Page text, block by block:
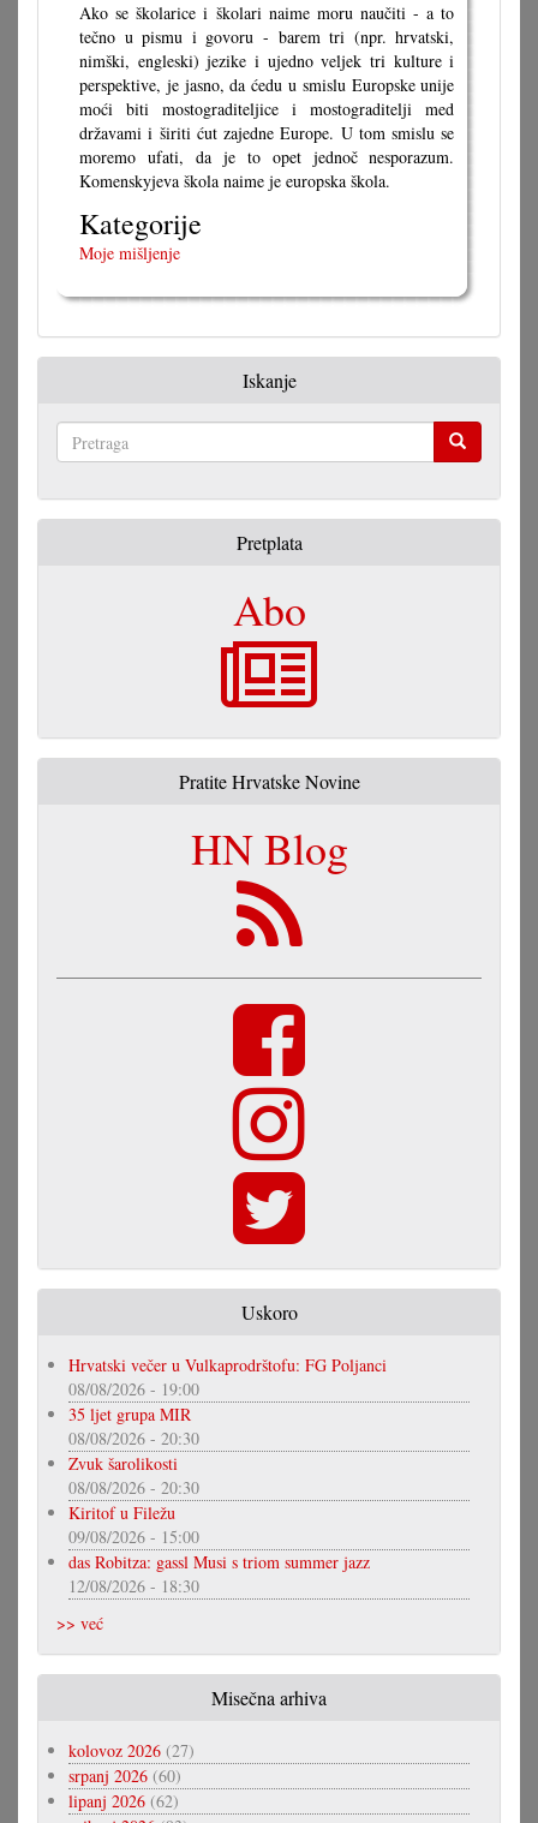
Ako se školarice i školari naime moru naučiti - a to
tečno u pismu i govoru - barem tri (npr. hrvatski,
nimški, engleski) jezike i ujedno veljek tri kulture i
perspektive, je jasno, da ćedu u smislu Europske unije
moći biti mostograditeljice i mostograditelji med
državami i širiti ćut zajedne Europe. U tom smislu se
moremo ufati, da je to opet jednoč nesporazum.
Komenskyjeva škola naime je europska škola.
Kategorije
Moje mišljenje
Iskanje
Pretplata
Abo
Pratite Hrvatske Novine
HN Blog
Uskoro
Hrvatski večer u Vulkaprodrštofu: FG Poljanci
08/08/2026 - 19:00
35 ljet grupa MIR
08/08/2026 - 20:30
Zvuk šarolikosti
08/08/2026 - 20:30
Kiritof u Filežu
09/08/2026 - 15:00
das Robitza: gassl Musi s triom summer jazz
12/08/2026 - 18:30
>> već
Misečna arhiva
kolovoz 2026 (27)
srpanj 2026 (60)
lipanj 2026 (62)